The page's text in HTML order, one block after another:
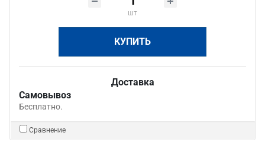
шт
КУПИТЬ
Доставка
Самовывоз
Бесплатно.
Сравнение